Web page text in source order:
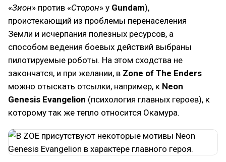
«Зион» против «Сторон» у Gundam),
проистекающий из проблемы перенаселения
Земли и исчерпания полезных ресурсов, а
способом ведения боевых действий выбраны
пилотируемые роботы. На этом сходства не
закончатся, и при желании, в Zone of The Enders
можно отыскать отсылки, например, к Neon
Genesis Evangelion (психология главных героев), к
которому так же тепло относится Окамура.